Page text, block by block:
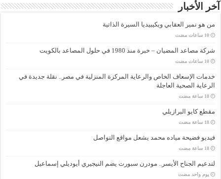
آخر الأخبار
من هو نمير العقابي ويكيبيديا السيرة الذاتية
‏10 ساعات مضت
شركة مصاعد المضيان – خبرة منذ 1980 في حلول المصاعد بالكويت
‏10 ساعات مضت
خدمات الإسعاف الخاص والرعاية المركزة المنزلية في مصر.. نقلة جديدة في
الرعاية الصحية العاجلة
‏18 ساعة مضت
مقطع كايو البرازيلي
‏18 ساعة مضت
فيديو فضيحة مياده محمد يشعل مواقع التواصل
‏18 ساعة مضت
لتدعيم الجناح الأيسر.. مودرن سبورت يضم النيجيري أيوديلي إسماعيل
‏يوم واحد مضت